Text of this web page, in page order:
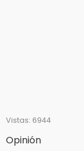
Vistas: 6944
Opinión